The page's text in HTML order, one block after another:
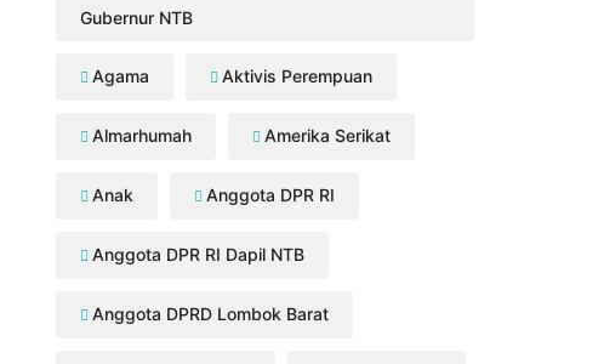
Gubernur NTB
Agama Aktivis Perempuan
Almarhumah Amerika Serikat
Anak Anggota DPR RI
Anggota DPR RI Dapil NTB
Anggota DPRD Lombok Barat